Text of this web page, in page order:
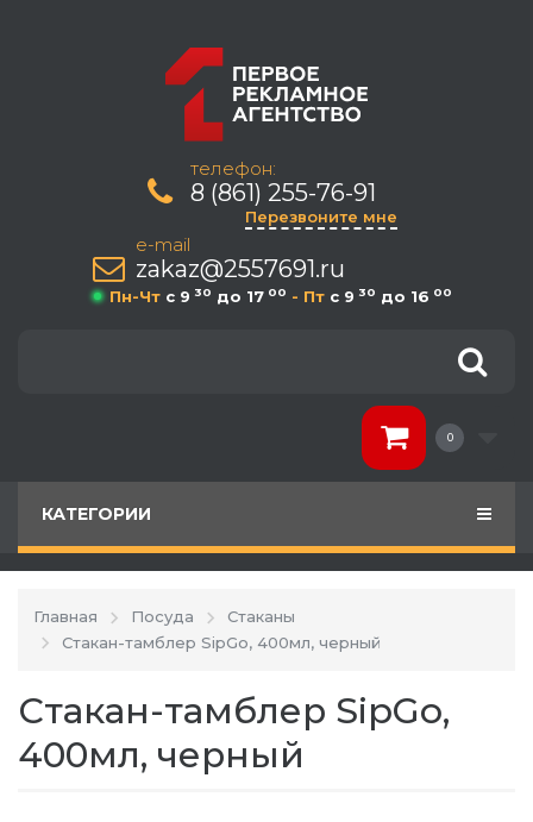
телефон:
8 (861) 255-76-91
Перезвоните мне
e-mail
zakaz@2557691.ru
Пн-Чт c 9 30 до 17 00 - Пт c 9 30 до 16 00
0
КАТЕГОРИИ
Главная Посуда
Стаканы
Стакан-тамблер SipGo, 400мл, черный
Стакан-тамблер SipGo,
400мл, черный